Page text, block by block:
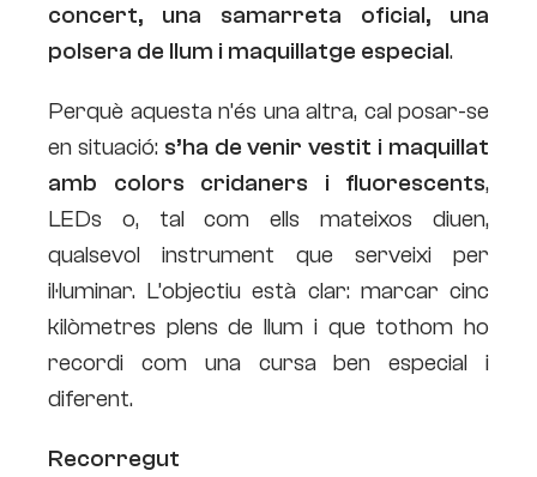
concert, una samarreta oficial, una
polsera de llum i maquillatge especial.
Perquè aquesta n’és una altra, cal posar-se
en situació: s’ha de venir vestit i maquillat
amb colors cridaners i fluorescents,
LEDs o, tal com ells mateixos diuen,
qualsevol instrument que serveixi per
il·luminar. L’objectiu està clar: marcar cinc
kilòmetres plens de llum i que tothom ho
recordi com una cursa ben especial i
diferent.
Recorregut